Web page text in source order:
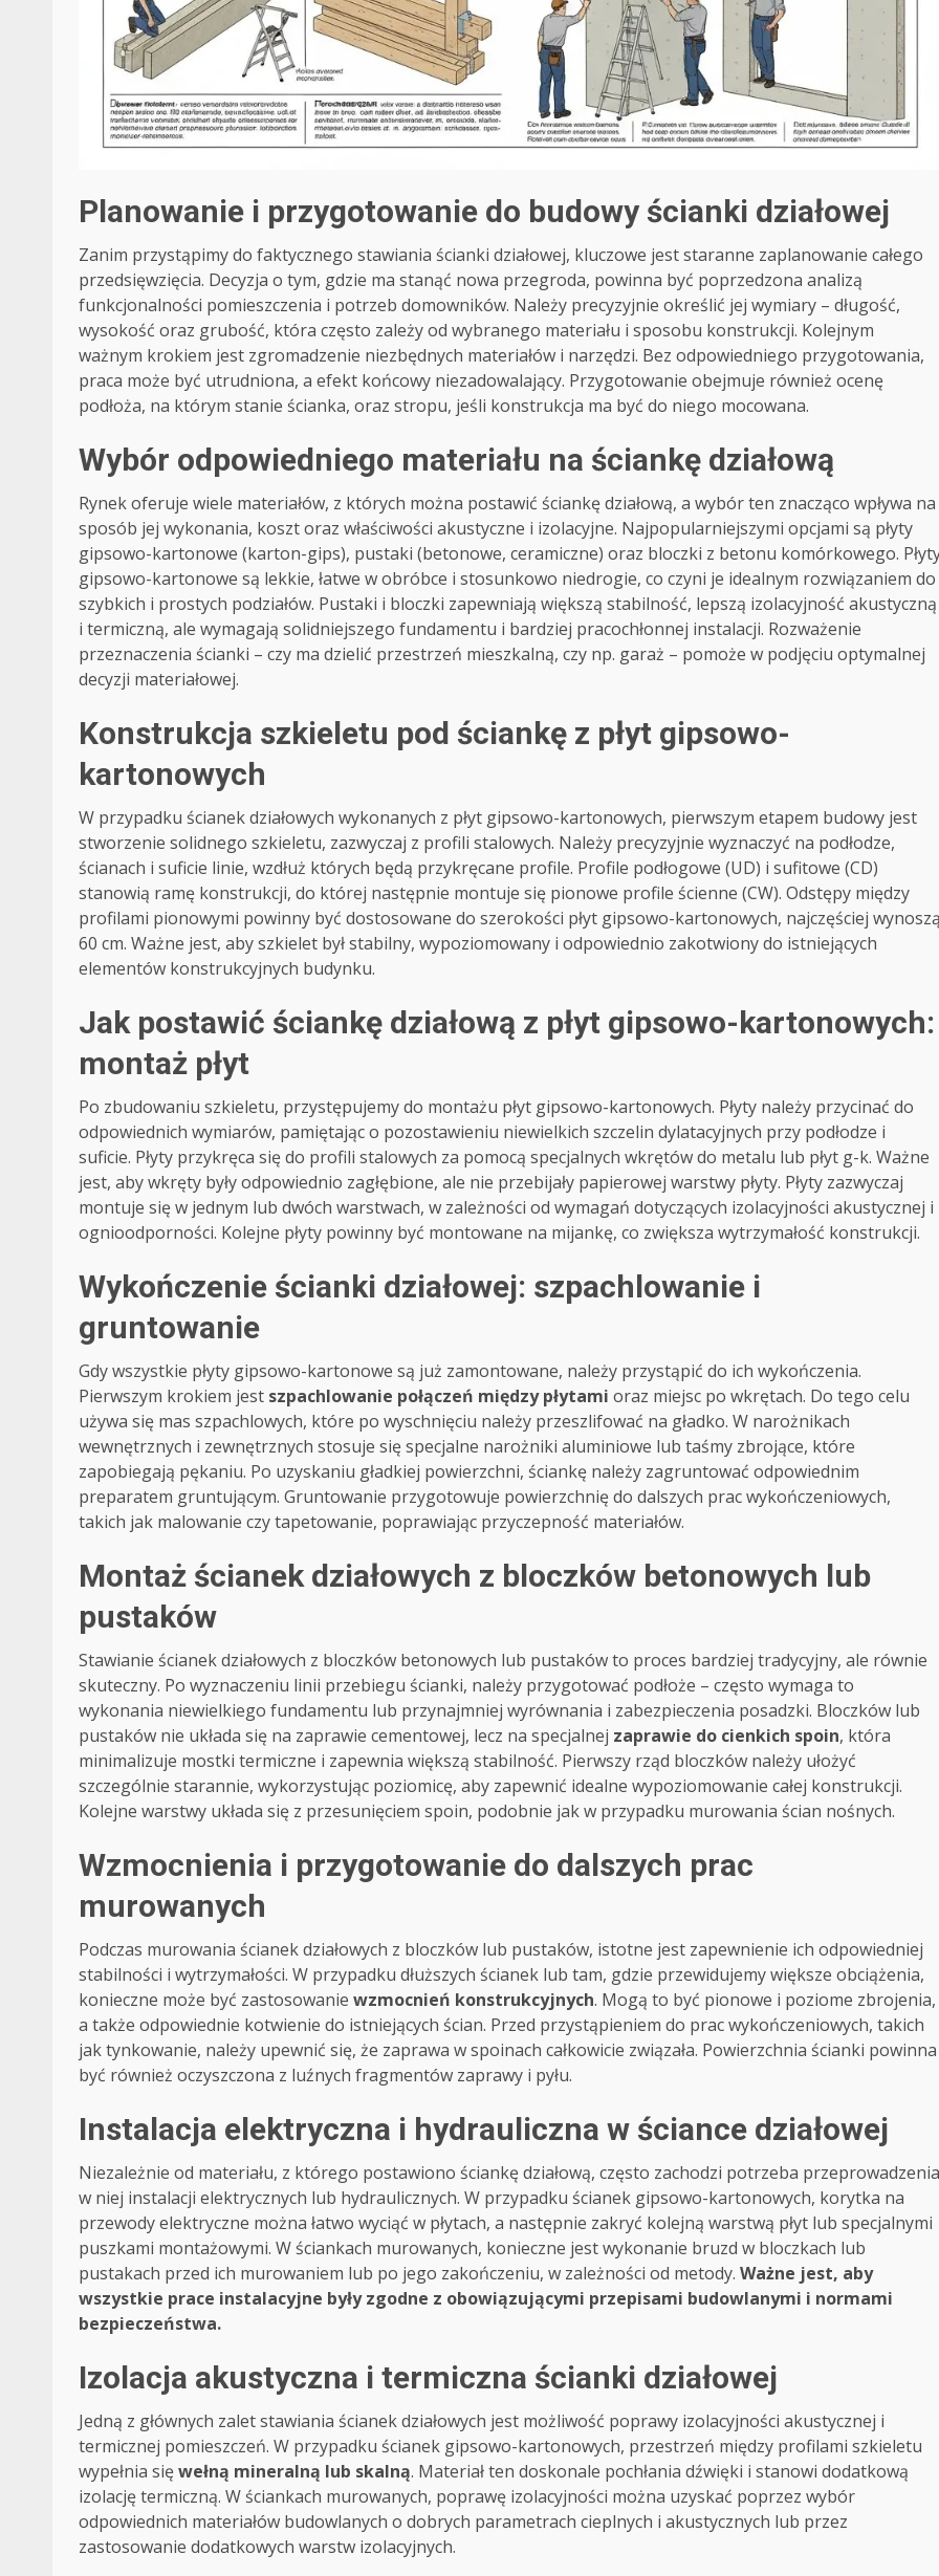
Planowanie i przygotowanie do budowy ścianki działowej
Zanim przystąpimy do faktycznego stawiania ścianki działowej, kluczowe jest staranne zaplanowanie całego
przedsięwzięcia. Decyzja o tym, gdzie ma stanąć nowa przegroda, powinna być poprzedzona analizą
funkcjonalności pomieszczenia i potrzeb domowników. Należy precyzyjnie określić jej wymiary – długość,
wysokość oraz grubość, która często zależy od wybranego materiału i sposobu konstrukcji. Kolejnym
ważnym krokiem jest zgromadzenie niezbędnych materiałów i narzędzi. Bez odpowiedniego przygotowania,
praca może być utrudniona, a efekt końcowy niezadowalający. Przygotowanie obejmuje również ocenę
podłoża, na którym stanie ścianka, oraz stropu, jeśli konstrukcja ma być do niego mocowana.
Wybór odpowiedniego materiału na ściankę działową
Rynek oferuje wiele materiałów, z których można postawić ściankę działową, a wybór ten znacząco wpływa na
sposób jej wykonania, koszt oraz właściwości akustyczne i izolacyjne. Najpopularniejszymi opcjami są płyty
gipsowo-kartonowe (karton-gips), pustaki (betonowe, ceramiczne) oraz bloczki z betonu komórkowego.
gipsowo-kartonowe są lekkie, łatwe w obróbce i stosunkowo niedrogie, co czyni je idealnym rozwiązaniem do
szybkich i prostych podziałów. Pustaki i bloczki zapewniają większą stabilność, lepszą izolacyjność akustyczną
i termiczną, ale wymagają solidniejszego fundamentu i bardziej pracochłonnej instalacji. Rozważenie
przeznaczenia ścianki – czy ma dzielić przestrzeń mieszkalną, czy np. garaż – pomoże w podjęciu optymalnej
decyzji materiałowej.
Konstrukcja szkieletu pod ściankę z płyt gipsowo-
kartonowych
W przypadku ścianek działowych wykonanych z płyt gipsowo-kartonowych, pierwszym etapem budowy jest
stworzenie solidnego szkieletu, zazwyczaj z profili stalowych. Należy precyzyjnie wyznaczyć na podłodze,
ścianach i suficie linie, wzdłuż których będą przykręcane profile. Profile podłogowe (UD) i sufitowe (CD)
stanowią ramę konstrukcji, do której następnie montuje się pionowe profile ścienne (CW). Odstępy między
profilami pionowymi powinny być dostosowane do szerokości płyt gipsowo-kartonowych, najczęściej
60 cm. Ważne jest, aby szkielet był stabilny, wypoziomowany i odpowiednio zakotwiony do istniejących
elementów konstrukcyjnych budynku.
Jak postawić ściankę działową z płyt gipsowo-kartonowych:
montaż płyt
Po zbudowaniu szkieletu, przystępujemy do montażu płyt gipsowo-kartonowych. Płyty należy przycinać do
odpowiednich wymiarów, pamiętając o pozostawieniu niewielkich szczelin dylatacyjnych przy podłodze i
suficie. Płyty przykręca się do profili stalowych za pomocą specjalnych wkrętów do metalu lub płyt g-k. Ważne
jest, aby wkręty były odpowiednio zagłębione, ale nie przebijały papierowej warstwy płyty. Płyty zazwyczaj
montuje się w jednym lub dwóch warstwach, w zależności od wymagań dotyczących izolacyjności akustycznej i
ognioodporności. Kolejne płyty powinny być montowane na mijankę, co zwiększa wytrzymałość konstrukcji.
Wykończenie ścianki działowej: szpachlowanie i
gruntowanie
Gdy wszystkie płyty gipsowo-kartonowe są już zamontowane, należy przystąpić do ich wykończenia.
Pierwszym krokiem jest szpachlowanie połączeń między płytami oraz miejsc po wkrętach. Do tego celu
używa się mas szpachlowych, które po wyschnięciu należy przeszlifować na gładko. W narożnikach
wewnętrznych i zewnętrznych stosuje się specjalne narożniki aluminiowe lub taśmy zbrojące, które
zapobiegają pękaniu. Po uzyskaniu gładkiej powierzchni, ściankę należy zagruntować odpowiednim
preparatem gruntującym. Gruntowanie przygotowuje powierzchnię do dalszych prac wykończeniowych,
takich jak malowanie czy tapetowanie, poprawiając przyczepność materiałów.
Montaż ścianek działowych z bloczków betonowych lub
pustaków
Stawianie ścianek działowych z bloczków betonowych lub pustaków to proces bardziej tradycyjny, ale równie
skuteczny. Po wyznaczeniu linii przebiegu ścianki, należy przygotować podłoże – często wymaga to
wykonania niewielkiego fundamentu lub przynajmniej wyrównania i zabezpieczenia posadzki. Bloczków lub
pustaków nie układa się na zaprawie cementowej, lecz na specjalnej zaprawie do cienkich spoin, która
minimalizuje mostki termiczne i zapewnia większą stabilność. Pierwszy rząd bloczków należy ułożyć
szczególnie starannie, wykorzystując poziomicę, aby zapewnić idealne wypoziomowanie całej konstrukcji.
Kolejne warstwy układa się z przesunięciem spoin, podobnie jak w przypadku murowania ścian nośnych.
Wzmocnienia i przygotowanie do dalszych prac
murowanych
Podczas murowania ścianek działowych z bloczków lub pustaków, istotne jest zapewnienie ich odpowiedniej
stabilności i wytrzymałości. W przypadku dłuższych ścianek lub tam, gdzie przewidujemy większe obciążenia,
konieczne może być zastosowanie wzmocnień konstrukcyjnych. Mogą to być pionowe i poziome zbrojenia,
a także odpowiednie kotwienie do istniejących ścian. Przed przystąpieniem do prac wykończeniowych, takich
jak tynkowanie, należy upewnić się, że zaprawa w spoinach całkowicie związała. Powierzchnia ścianki powinna
być również oczyszczona z luźnych fragmentów zaprawy i pyłu.
Instalacja elektryczna i hydrauliczna w ściance działowej
Niezależnie od materiału, z którego postawiono ściankę działową, często zachodzi potrzeba przeprowadzenia
w niej instalacji elektrycznych lub hydraulicznych. W przypadku ścianek gipsowo-kartonowych, korytka na
przewody elektryczne można łatwo wyciąć w płytach, a następnie zakryć kolejną warstwą płyt lub specjalnymi
puszkami montażowymi. W ściankach murowanych, konieczne jest wykonanie bruzd w bloczkach lub
pustakach przed ich murowaniem lub po jego zakończeniu, w zależności od metody. Ważne jest, aby
wszystkie prace instalacyjne były zgodne z obowiązującymi przepisami budowlanymi i normami
bezpieczeństwa.
Izolacja akustyczna i termiczna ścianki działowej
Jedną z głównych zalet stawiania ścianek działowych jest możliwość poprawy izolacyjności akustycznej i
termicznej pomieszczeń. W przypadku ścianek gipsowo-kartonowych, przestrzeń między profilami szkieletu
wypełnia sięwełną mineralną lub skalną. Materiał ten doskonale pochłania dźwięki i stanowi dodatkową
izolację termiczną. W ściankach murowanych, poprawę izolacyjności można uzyskać poprzez wybór
odpowiednich materiałów budowlanych o dobrych parametrach cieplnych i akustycznych lub przez
zastosowanie dodatkowych warstw izolacyjnych.